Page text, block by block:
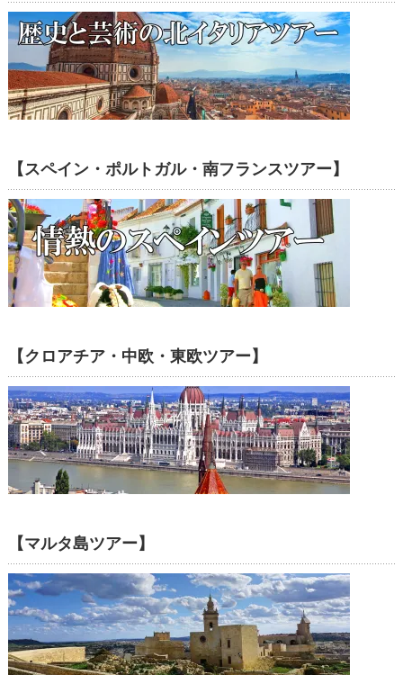
【スペイン・ポルトガル・南フランスツアー】
【クロアチア・中欧・東欧ツアー】
【マルタ島ツアー】